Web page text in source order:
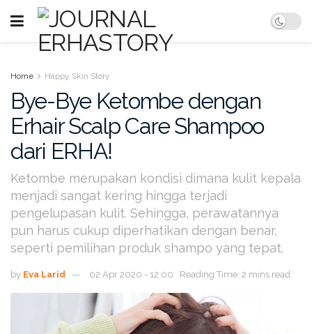
Home Happy Skin Story
Bye-Bye Ketombe dengan
Erhair Scalp Care Shampoo
dari ERHA!
Ketombe merupakan kondisi dimana kulit kepala
menjadi sangat kering hingga terjadi
pengelupasan kulit. Sehingga, perawatannya
pun harus cukup diperhatikan dengan benar,
seperti pemilihan produk shampo yang tepat.
by Eva Larid 02 Apr 2020 - 12:00 Reading Time: 2 mins read